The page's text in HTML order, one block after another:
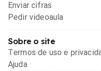
Enviar cifras
Pedir videoaula
Sobre o site
Termos de uso e
Ajuda